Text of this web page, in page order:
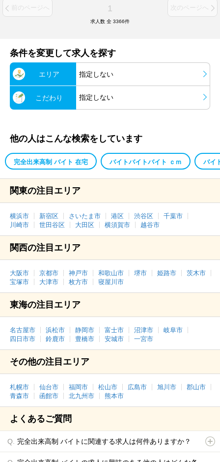
前のページへ 1 次のページへ
求人数 全 3366件
条件を変更して求人を探す
エリア 指定しない
こだわり 指定しない
他の人はこんな検索をしています
完全出来高制 バイト 在宅 バイトバイトバイト ｃｍ バイ
関東の注目エリア
横浜市 新宿区 さいたま市 港区 渋谷区
千葉市
川崎市
世田谷区 大田区 横須賀市 越谷市
関西の注目エリア
大阪市 京都市 神戸市 和歌山市 堺市 姫路市
茨木市
宝塚市
大津市 枚方市 寝屋川市
東海の注目エリア
名古屋市 浜松市 静岡市 富士市 沼津市
岐阜市
四日市市
鈴鹿市 豊橋市 安城市 一宮市
その他の注目エリア
札幌市 仙台市 福岡市 松山市 広島市 旭川市
郡山市
青森市
函館市 北九州市 熊本市
よくあるご質問
完全出来高制 バイトに関連する求人は何件ありますか？